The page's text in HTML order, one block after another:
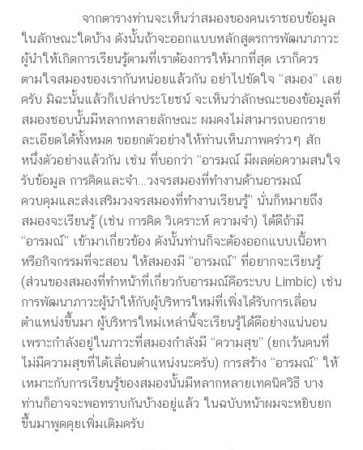
จากตารางท่านจะเห็นว่าสมองของคนเราชอบข้อมูล
ในลักษณะใดบ้าง ดังนั้นถ้าจะออกแบบหลักสูตรการพัฒนาภาวะ
ผู้นำให้เกิดการเรียนรู้ตามที่เราต้องการให้มากที่สุด เราก็ควร
ตามใจสมองของเรากันหน่อยแล้วกัน อย่าไปขัดใจ “สมอง” เลย
ครับ มิฉะนั้นแล้วก็เปล่าประโยชน์ จะเห็นว่าลักษณะของข้อมูลที่
สมองชอบนั้นมีหลากหลายลักษณะ ผมคงไม่สามารถบอกราย
ละเอียดได้ทั้งหมด ขอยกตัวอย่างให้ท่านเห็นภาพคร่าวๆ สัก
หนึ่งตัวอย่างแล้วกัน เช่น ที่บอกว่า “อารมณ์ มีผลต่อความสนใจ
รับข้อมูล การคิดและจำ…วงจรสมองที่ทำงานด้านอารมณ์
ควบคุมและส่งเสริมวงจรสมองที่ทำงานเรียนรู้” นั่นก็หมายถึง
สมองจะเรียนรู้ (เช่น การคิด วิเคราะห์ ความจำ) ได้ดีถ้ามี
“อารมณ์” เข้ามาเกี่ยวข้อง ดังนั้นท่านก็จะต้องออกแบบเนื้อหา
หรือกิจกรรมที่จะสอน ให้สมองมี “อารมณ์” ที่อยากจะเรียนรู้
(ส่วนของสมองที่ทำหน้าที่เกี่ยวกับอารมณ์คือระบบ Limbic) เช่น
การพัฒนาภาวะผู้นำให้กับผู้บริหารใหม่ที่เพิ่งได้รับการเลื่อน
ตำแหน่งขึ้นมา ผู้บริหารใหม่เหล่านี้จะเรียนรู้ได้ดีอย่างแน่นอน
เพราะกำลังอยู่ในภาวะที่สมองกำลังมี “ความสุข” (ยกเว้นคนที่
ไม่มีความสุขที่ได้เลื่อนตำแหน่งนะครับ) การสร้าง “อารมณ์” ให้
เหมาะกับการเรียนรู้ของสมองนั้นมีหลากหลายเทคนิควิธี บาง
ท่านก็อาจจะพอทราบกันบ้างอยู่แล้ว ในฉบับหน้าผมจะหยิบยก
ขึ้นมาพูดคุยเพิ่มเติมครับ